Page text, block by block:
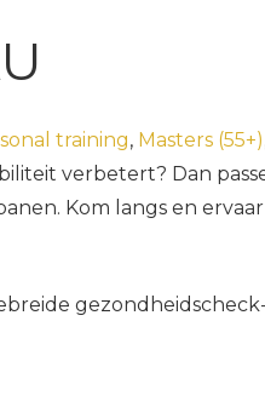
training, Masters (55+)
verbetert? Dan
Kom langs en